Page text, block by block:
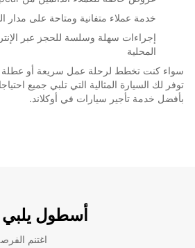
خدمة عملاء متفانية ومتاحة على مدار
إجراءات سهلة وسلسة للحجز عبر
المحلية
توفر لك السيارة المثالية التي تلبي جميع
بأفضل خدمة تأجير سيارات في أوكلاند.
أسطول يلبي
اغتنم